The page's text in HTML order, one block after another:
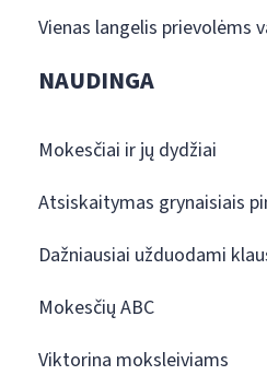
Vienas langelis prievolėms
NAUDINGA
Mokesčiai ir jų dydžiai
Atsiskaitymas grynaisiais
Dažniausiai užduodami
Mokesčių ABC
Viktorina moksleiviams